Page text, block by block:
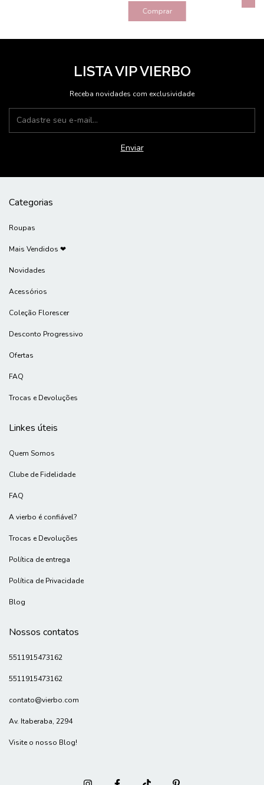
Comprar
LISTA VIP VIERBO
Receba novidades com exclusividade
Categorias
Roupas
Mais Vendidos ❤
Novidades
Acessórios
Coleção Florescer
Desconto Progressivo
Ofertas
FAQ
Trocas e Devoluções
Linkes úteis
Quem Somos
Clube de Fidelidade
FAQ
A vierbo é confiável?
Trocas e Devoluções
Política de entrega
Política de Privacidade
Blog
Nossos contatos
5511915473162
5511915473162
contato@vierbo.com
Av. Itaberaba, 2294
Visite o nosso Blog!